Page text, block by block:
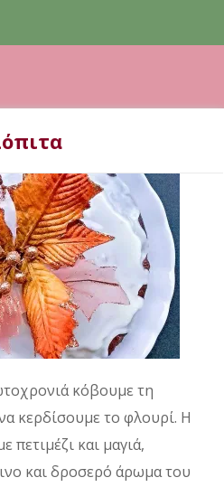
κόβουμε τη
κερδίσουμε το φλουρί. Η
πετιμέζι και μαγιά,
και δροσερό άρωμα του